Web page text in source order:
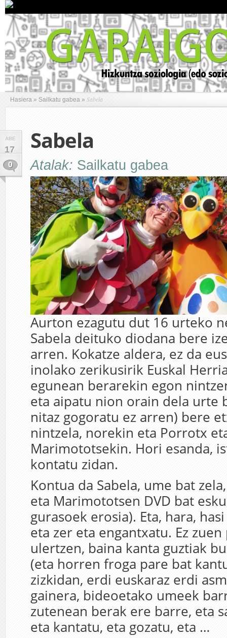
Hasiera » Sailkatu gabea » Sabela
ABE
17
0
Sabela
Atalak: Sailkatu gabea
Aurton ezagutu dut 16 urteko
Sabela deituko diodana bere
arren. Kokatze aldera, ez da
inolako zerikusirik Euskal
egunean berarekin egon
eta aipatu nion orain dela urte
nitaz gogoratu ez arren) bere
nintzela, norekin eta Porrotx
Marimototsekin. Hori esanda,
kontatu zidan.
Kontua da Sabela, ume bat
eta Marimototsen DVD bat
gurasoek erosia). Eta, hara,
eta zer eta engantxatu. Ez
ulertzen, baina kanta guztiak
(eta horren froga pare bat
zizkidan, erdi euskaraz erdi
gainera, bideoetako umeek
zutenean berak ere barre, eta
eta kantatu, eta gozatu, eta …